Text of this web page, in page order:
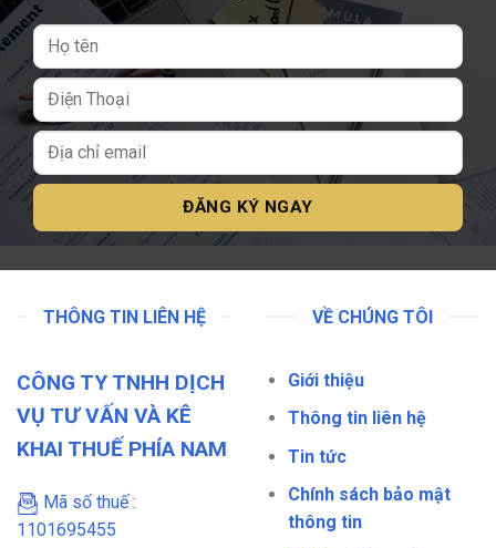
THÔNG TIN LIÊN HỆ
CÔNG TY TNHH DỊCH
VỤ TƯ VẤN VÀ KÊ
KHAI THUẾ PHÍA NAM
Mã số thuế :
1101695455
VỀ CHÚNG TÔI
Giới thiệu
Thông tin liên hệ
Tin tức
Chính sách bảo mật
thông tin